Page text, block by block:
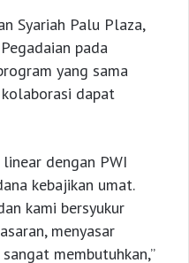
Syariah Palu Plaza,
pada
yang sama
dapat
dengan PWI
kebajikan umat.
kami bersyukur
menyasar
membutuhkan,”